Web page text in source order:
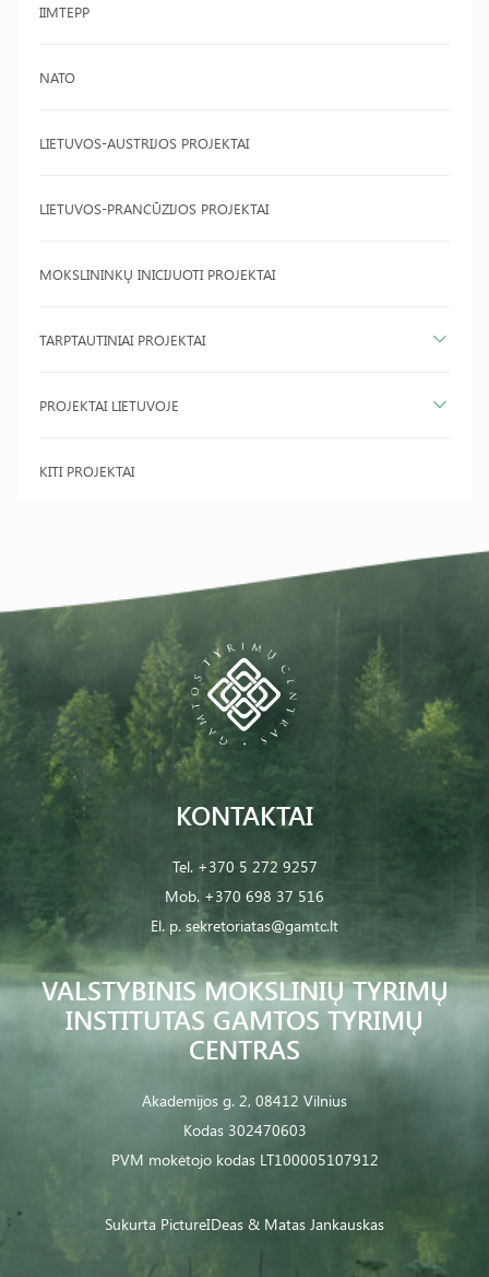
IIMTEPP
NATO
LIETUVOS-AUSTRIJOS PROJEKTAI
LIETUVOS-PRANCŪZIJOS PROJEKTAI
MOKSLININKŲ INICIJUOTI PROJEKTAI
TARPTAUTINIAI PROJEKTAI
PROJEKTAI LIETUVOJE
KITI PROJEKTAI
VALSTYBINIS MOKSLINIŲ TYRIMŲ
INSTITUTAS GAMTOS TYRIMŲ
CENTRAS
Akademijos g. 2, 08412 Vilnius
Kodas 302470603
PVM mokėtojo kodas LT100005107912
KONTAKTAI
Tel. +370 5 272 9257
Mob. +370 698 37 516
El. p. sekretoriatas@gamtc.lt
Sukurta PictureIDeas & Matas Jankauskas